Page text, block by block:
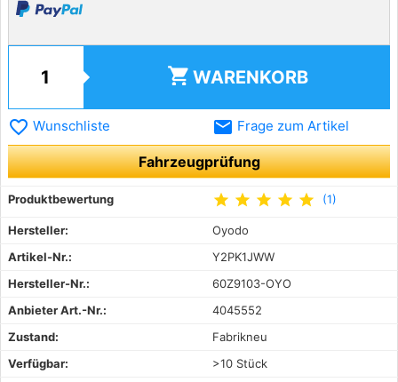
shopping_cart WARENKORB
favorite_border Wunschliste email Frage zum Artikel
Fahrzeugprüfung
Produktbewertung star star star star star (1)
Hersteller:
Oyodo
Artikel-Nr.:
Y2PK1JWW
Hersteller-Nr.:
60Z9103-OYO
Anbieter Art.-Nr.:
4045552
Zustand:
Fabrikneu
Verfügbar:
>10 Stück